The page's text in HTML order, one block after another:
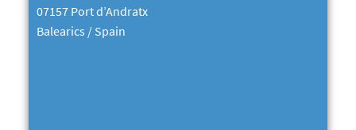
07157 Port d’Andratx
Balearics / Spain